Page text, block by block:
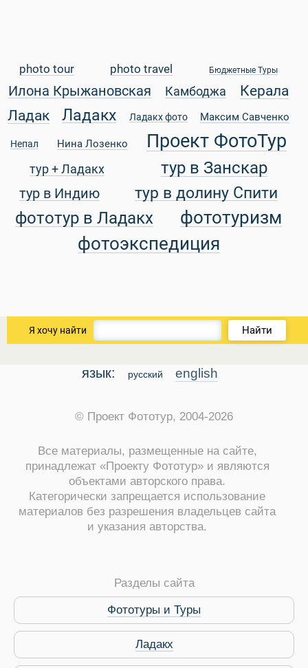
Туры
photo tour photo travel Бюджетные Туры
Илона Крыжановская Камбоджа
Керала
Ладак
Ладакх Ладакх фото Максим Савченко
Непал Нина Лозенко Проект ФотоТур
тур + Ладакх тур в Занскар
тур в Индию тур в долину Спити
фототур в Ладакх
фототуризм
фотоэкспедиция
Я хочу найти Найти
язык: русский english
© Проект Фототур, 2004-2026
Все материалы, размещенные на сайте,
принадлежат «Проекту Фототур» и являются
объектами авторского права.
Категорически запрещается использование
материалов без разрешения владельцев сайта
и указания авторства.
Разделы сайта
Фототуры и Туры
Ладакх